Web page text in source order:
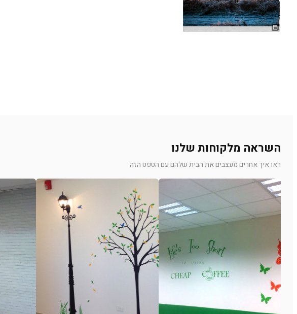
השראה מלקוחות שלנו
ראו איך אחרים מעצבים את הבית שלהם עם הטפט הזה